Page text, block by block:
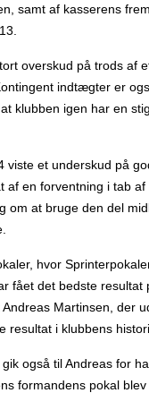
samt af kasserens
overskud på trods af
indtægter er
klubben igen har en
viste et underskud på
af en forventning i tab
om at bruge den del
hvor
fået det bedste resultat
Martinsen, der
resultat i klubbens
også til Andreas for
formandens pokal